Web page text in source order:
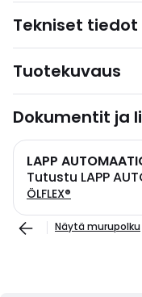
Tekniset tiedot
Tuotekuvaus
Dokumentit ja
LAPP
Tutustu LAPP
ÖLFLEX®
Näytä murupolku